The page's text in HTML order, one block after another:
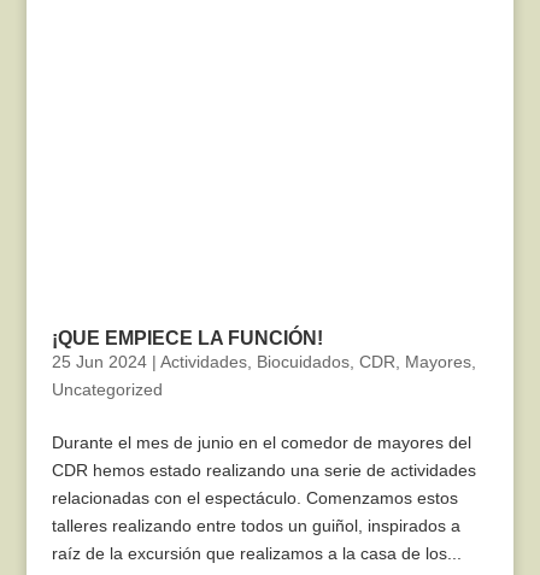
¡QUE EMPIECE LA FUNCIÓN!
25 Jun 2024| Actividades, Biocuidados, CDR, Mayores,
Uncategorized
Durante el mes de junio en el comedor de mayores del
CDR hemos estado realizando una serie de actividades
relacionadas con el espectáculo. Comenzamos estos
talleres realizando entre todos un guiñol, inspirados a
raíz de la excursión que realizamos a la casa de los...